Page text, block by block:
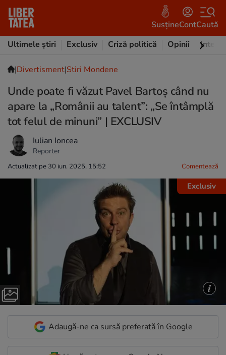
SusțineContCaută
Ultimele știri
Exclusiv Criză politică Opinii
|Divertisment|Stiri Mondene
Unde poate fi văzut Pavel Bartoș când nu
apare la „Românii au talent”: „Se întâmplă
tot felul de minuni” | EXCLUSIV
Iulian Ioncea
Reporter
Actualizat pe 30 iun. 2025, 15:52 Comentează
Exclusiv
Adaugă-ne ca sursă preferată în Google